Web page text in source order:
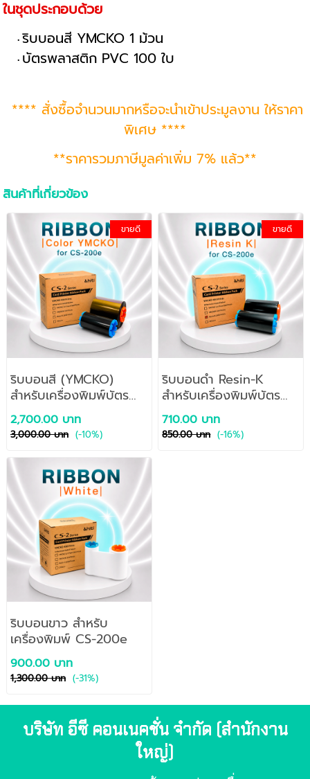
ในชุดประกอบด้วย
ริบบอนสี YMCKO 1 ม้วน
บัตรพลาสติก PVC 100 ใบ
**** สั่งซื้อจำนวนมากหรือจะนำเข้าประมูลงาน ให้ราคา
พิเศษ ****
**ราคารวมภาษีมูลค่าเพิ่ม 7% แล้ว**
สินค้าที่เกี่ยวข้อง
ขายดี
ริบบอนสี (YMCKO)
สำหรับเครื่องพิมพ์บัตร
HiTi รุ่น CS-200e
2,700.00 บาท
3,000.00 บาท (-10%)
ขายดี
ริบบอนดำ Resin-K
สำหรับเครื่องพิมพ์บัตร
HiTi รุ่น CS-200e
710.00 บาท
850.00 บาท (-16%)
ริบบอนขาว สำหรับ
เครื่องพิมพ์ CS-200e
900.00 บาท
1,300.00 บาท (-31%)
บริษัท อีซี คอนเนคชั่น จำกัด (สำนักงาน
ใหญ่)